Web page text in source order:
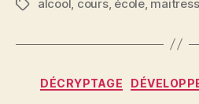
Étiquettes
alcool, cours, école,
DÉCRYPTAGE